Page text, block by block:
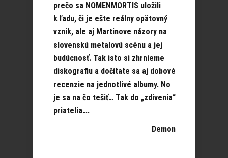
prečo sa NOMENMORTIS uložili
k ľadu, či je ešte reálny opätovný
vznik, ale aj Martinove názory na
slovenskú metalovú scénu a jej
budúcnosť. Tak isto si zhrnieme
diskografiu a dočítate sa aj dobové
recenzie na jednotlivé albumy. No
je sa na čo tešiť… Tak do „zdivenia“
priatelia….
Demon